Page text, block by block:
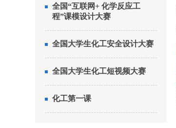
全国“互联网+ 化学反应工
程”课模设计大赛
全国大学生化工安全设计大赛
全国大学生化工短视频大赛
化工第一课